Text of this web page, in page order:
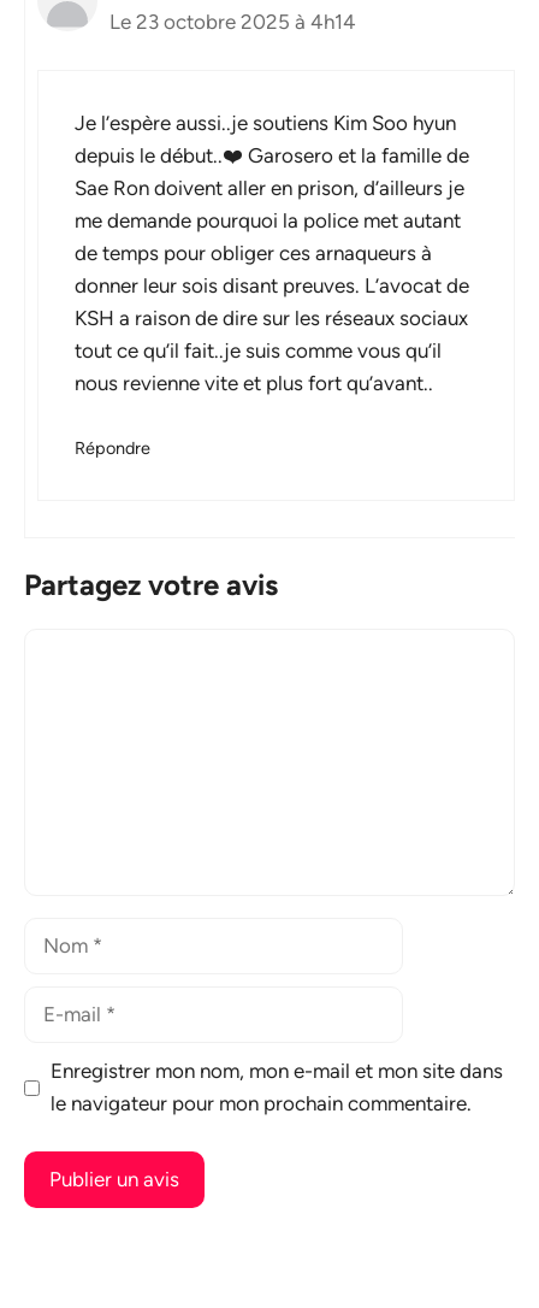
Le 23 octobre 2025 à 4h14
Je l’espère aussi..je soutiens Kim Soo hyun
depuis le début..❤️ Garosero et la famille de
Sae Ron doivent aller en prison, d’ailleurs je
me demande pourquoi la police met autant
de temps pour obliger ces arnaqueurs à
donner leur sois disant preuves. L’avocat de
KSH a raison de dire sur les réseaux sociaux
tout ce qu’il fait..je suis comme vous qu’il
nous revienne vite et plus fort qu’avant..
Répondre
Partagez votre avis
Nom
Enregistrer mon nom, mon e-mail et mon site dans
le navigateur pour mon prochain commentaire.